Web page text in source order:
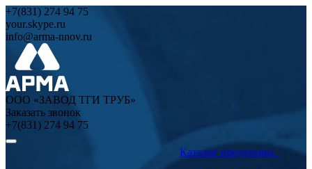
+7(831) 274 94 75
your.skype.ru
info@arma-nnov.ru
ООО «ЗАВОД ТГИ ТРУБ»
Заказать звонок
+7(831) 274 94 75
Каталог продукции